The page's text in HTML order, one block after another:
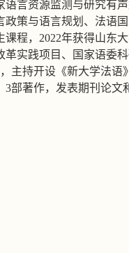
言资源监测与研究有
策与语言规划、法语
程，2022年获得山东
实践项目、国家语委
主持开设《新大学法
部著作，发表期刊论